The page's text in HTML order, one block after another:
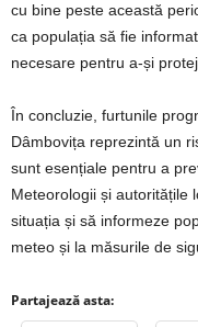
cu bine peste această
ca populația să fie
necesare pentru a-și
În concluzie, furtunile
Dâmbovița reprezintă un
sunt esențiale pentru a
Meteorologii și autoritățile
situația și să informeze
meteo și la măsurile de
Partajează asta: